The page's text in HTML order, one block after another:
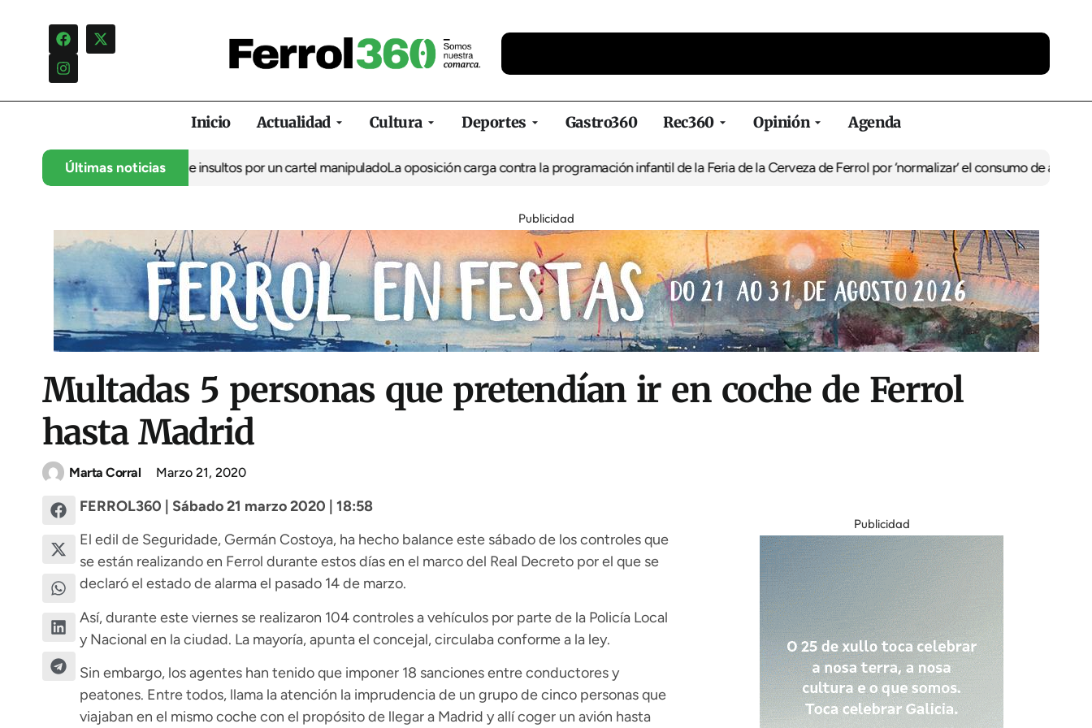
Inicio Actualidad Cultura Deportes Gastro360 Rec360 Opinión Agenda
Últimas noticias
denuncia una campaña de insultos por un cartel manipuladoLa oposición carga contra la programación infantil de la Feria de la Cerveza de Ferrol por ‘normalizar’ el consumo de alcohol
Publicidad
Multadas 5 personas que pretendían ir en coche de Ferrol
hasta Madrid
Marta Corral Marzo 21, 2020
FERROL360 | Sábado 21 marzo 2020 | 18:58
El edil de Seguridade, Germán Costoya, ha hecho balance este sábado de los controles que
se están realizando en Ferrol durante estos días en el marco del Real Decreto por el que se
declaró el estado de alarma el pasado 14 de marzo.
Así, durante este viernes se realizaron 104 controles a vehículos por parte de la Policía Local
y Nacional en la ciudad. La mayoría, apunta el concejal, circulaba conforme a la ley.
Sin embargo, los agentes han tenido que imponer 18 sanciones entre conductores y
peatones. Entre todos, llama la atención la imprudencia de un grupo de cinco personas que
viajaban en el mismo coche con el propósito de llegar a Madrid y allí coger un avión hasta
Publicidad